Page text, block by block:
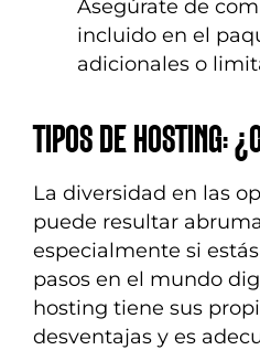
Asegúrate de
incluido en el
adicionales o
TIPOS DE HOSTING:
La diversidad en las
puede resultar
especialmente si
pasos en el mundo
hosting tiene sus
desventajas y es